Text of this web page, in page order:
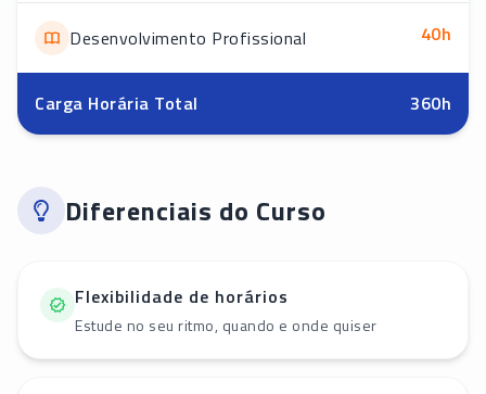
Desenvolvimento Profissional 40h
Carga Horária Total 360h
Diferenciais do Curso
Flexibilidade de horários
Estude no seu ritmo, quando e onde quiser